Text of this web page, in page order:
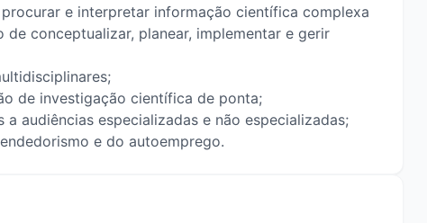
e interpretar informação científica complexa
conceptualizar, planear, implementar e gerir
de investigação científica de ponta;
audiências especializadas e não especializadas;
e do autoemprego.